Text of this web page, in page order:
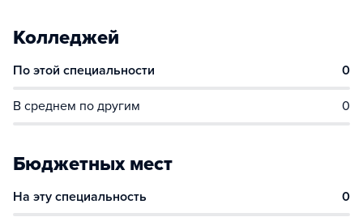
Колледжей
По этой специальности 0
В среднем по другим 0
Бюджетных мест
На эту специальность 0